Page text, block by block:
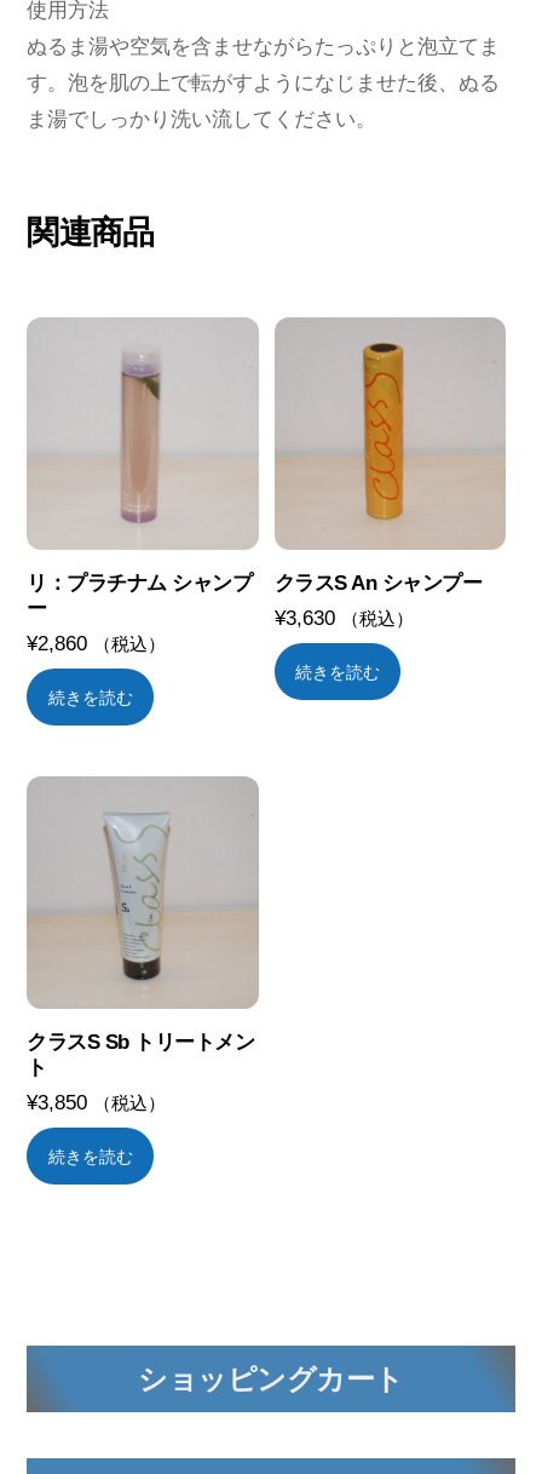
使用方法
ぬるま湯や空気を含ませながらたっぷりと泡立てま
す。泡を肌の上で転がすようになじませた後、ぬる
ま湯でしっかり洗い流してください。
関連商品
リ：プラチナム シャンプ
ー
¥2,860 （税込）
続きを読む
クラスS An シャンプー
¥3,630 （税込）
続きを読む
クラスS Sb トリートメン
ト
¥3,850 （税込）
続きを読む
ショッピングカート